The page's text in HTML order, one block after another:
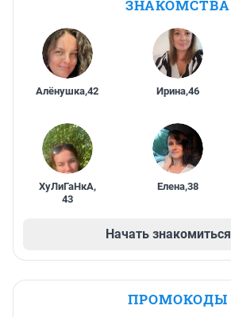
ЗНАКОМСТВА
Алёнушка,42 Ирина,46
ХуЛиГаНкА,
43
Елена,38
Начать знакомиться
ПРОМОКОДЫ